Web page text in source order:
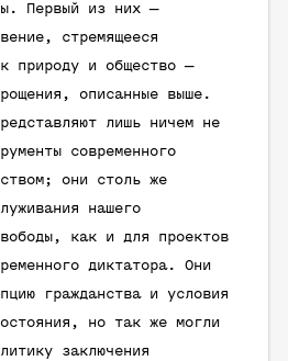
Первый из них —
стремящееся
природу и общество —
описанные выше.
лишь ничем не
современного
они столь же
нашего
как и для проектов
диктатора. Они
гражданства и условия
но так же могли
заключения